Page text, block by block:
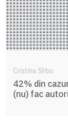
Cristina Sîrbu
42% din
(nu) fac